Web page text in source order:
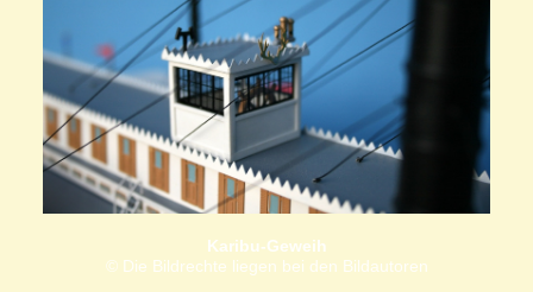
Karibu-Geweih
© Die Bildrechte liegen bei den Bildautoren